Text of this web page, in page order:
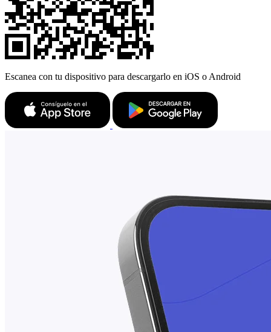
Escanea con tu dispositivo para descargarlo en iOS o Android